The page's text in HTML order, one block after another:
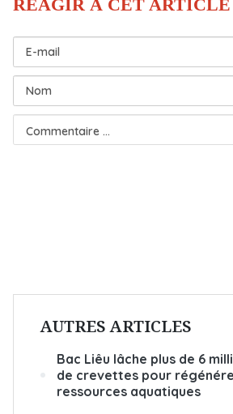
AUTRES ARTICLES
Bac Liêu lâche plus de 6
de crevettes pour
ressources aquatiques